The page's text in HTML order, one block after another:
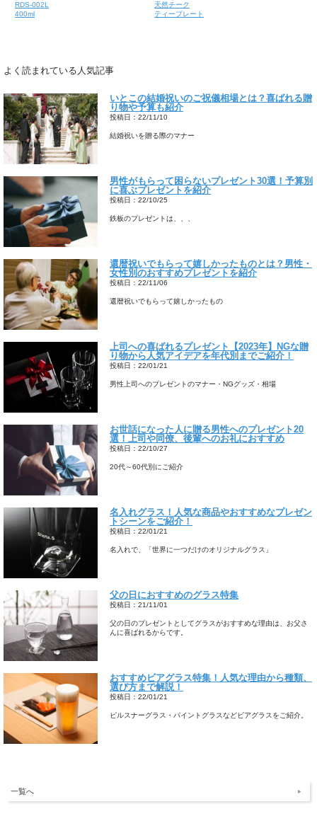
RDS-002L
400ml
天然チーク
ティープレート
よく読まれている人気記事
いとこの結婚祝いのご祝儀相場とは？喜ばれる贈
り物や予算も紹介
投稿日：22/11/10
結婚祝いを贈る際のマナー
男性がもらって困らないプレゼント30選！予算別
に喜ぶプレゼントを紹介
投稿日：22/10/25
鉄板のプレゼントは、、、
還暦祝いでもらって嬉しかったものとは？男性・
女性別のおすすめプレゼントを紹介
投稿日：22/11/06
還暦祝いでもらって嬉しかったもの
上司への喜ばれるプレゼント【2023年】NGな贈
り物から人気アイデアを年代別までご紹介！
投稿日：22/01/21
男性上司へのプレゼントのマナー・NGグッズ・相場
お世話になった人に贈る男性へのプレゼント20
選！上司や同僚、後輩へのお礼におすすめ
投稿日：22/10/27
20代～60代別にご紹介
名入れグラス！人気な商品やおすすめなプレゼン
トシーンをご紹介！
投稿日：22/01/21
名入れで、「世界に一つだけのオリジナルグラス」
父の日におすすめのグラス特集
投稿日：21/11/01
父の日のプレゼントとしてグラスがおすすめな理由は、お父さ
んに喜ばれるからです。
おすすめビアグラス特集！人気な理由から種類、
選び方まで解説！
投稿日：22/01/21
ピルスナーグラス・パイントグラスなどビアグラスをご紹介。
一覧へ